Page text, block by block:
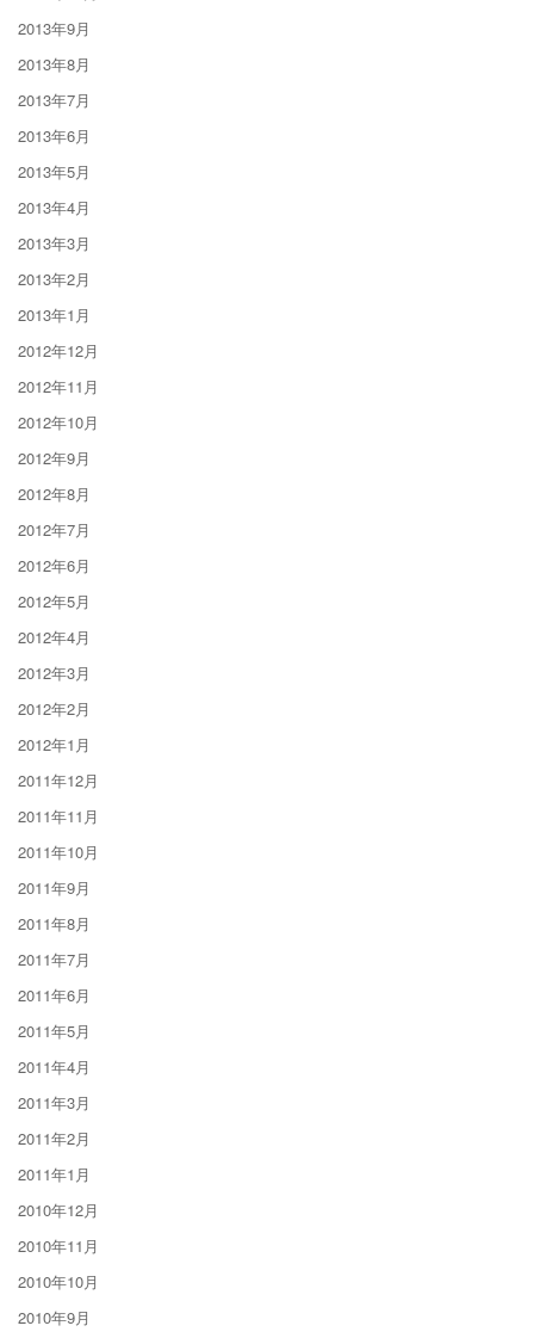
2013年9月
2013年8月
2013年7月
2013年6月
2013年5月
2013年4月
2013年3月
2013年2月
2013年1月
2012年12月
2012年11月
2012年10月
2012年9月
2012年8月
2012年7月
2012年6月
2012年5月
2012年4月
2012年3月
2012年2月
2012年1月
2011年12月
2011年11月
2011年10月
2011年9月
2011年8月
2011年7月
2011年6月
2011年5月
2011年4月
2011年3月
2011年2月
2011年1月
2010年12月
2010年11月
2010年10月
2010年9月